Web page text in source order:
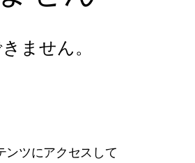
ません。
ンツにアクセスして